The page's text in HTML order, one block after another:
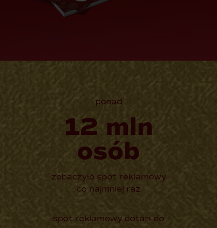
ponad
12 mln
osób
zobaczyło spot reklamowy
co najmniej raz
spot reklamowy dotarł do